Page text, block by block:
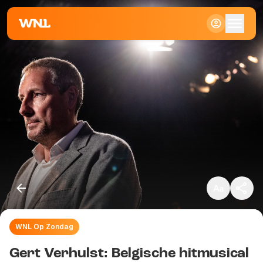
WNL Op Zondag
Gert Verhulst: Belgische hitmusical